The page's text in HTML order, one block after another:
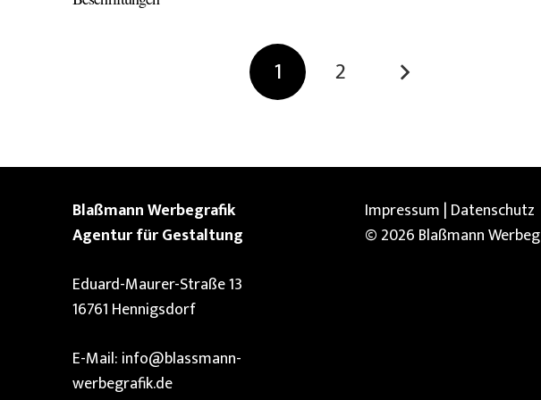
1 2
Blaßmann Werbegrafik
Agentur für Gestaltung
Eduard-Maurer-Straße 13
16761 Hennigsdorf
E-Mail: info@blassmann-
werbegrafik.de
Impressum | Datenschutz
© 2026 Blaßmann